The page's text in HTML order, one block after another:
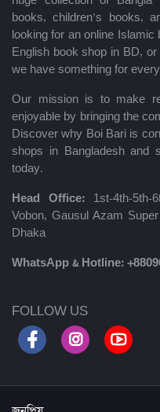
books, children’s books,
looking for an online
English book shop in BD,
we have something for
Our mission is to make
enjoyable by bringing the
Discover why Boi Bari is
shops in Bangladesh and
today.
Head Office: 1st-4th-
Vobon, Gausul Azam
Dhaka
WhatsApp & Hotline:
FOLLOW US